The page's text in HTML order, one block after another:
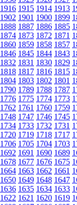
1916 1915 1914 1913
1902 1901 1900 1899
1888 1887 1886 1885
1874 1873 1872 1871
1860 1859 1858 1857
1846 1845 1844 1843
1832 1831 1830 1829
1818 1817 1816 1815
1804 1803 1802 1801
1790 1789 1788 1787
1776 1775 1774 1773
1762 1761 1760 1759
1748 1747 1746 1745
1734 1733 1732 1731
1720 1719 1718 1717
1706 1705 1704 1703
1692 1691 1690 1689
1678 1677 1676 1675
1664 1663 1662 1661
1650 1649 1648 1647
1636 1635 1634 1633
1622 1621 1620 1619